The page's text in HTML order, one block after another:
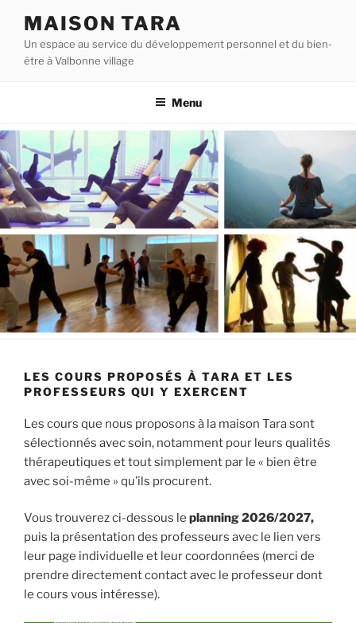
contenu
principal
MAISON TARA
Un espace au service du développement personnel et du bien-
être à Valbonne village
Menu
LES COURS PROPOSÉS À TARA ET LES
PROFESSEURS QUI Y EXERCENT
Les cours que nous proposons à la maison Tara sont
sélectionnés avec soin, notamment pour leurs qualités
thérapeutiques et tout simplement par le « bien être
avec soi-même » qu’ils procurent.
Vous trouverez ci-dessous le planning 2026/2027,
puis la présentation des professeurs avec le lien vers
leur page individuelle et leur coordonnées (merci de
prendre directement contact avec le professeur dont
le cours vous intéresse).